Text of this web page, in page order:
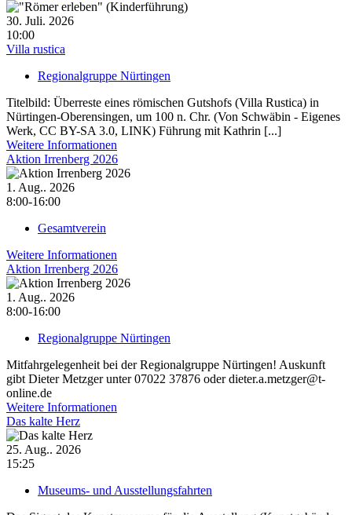
30. Juli. 2026
10:00
Villa rustica
Regionalgruppe Nürtingen
Titelbild: Überreste eines römischen Gutshofs (Villa Rustica) in
Nürtingen-Oberensingen, um 100 n. Chr. (Von Schwäbin - Eigenes
Werk, CC BY-SA 3.0, LINK) Führung mit Kathrin [...]
Weitere Informationen
Aktion Irrenberg 2026
1. Aug.. 2026
8:00-16:00
Gesamtverein
Weitere Informationen
Aktion Irrenberg 2026
1. Aug.. 2026
8:00-16:00
Regionalgruppe Nürtingen
Mitfahrgelegenheit bei der Regionalgruppe Nürtingen! Auskunft
gibt Dieter Metzger unter 07022 37876 oder dieter.a.metzger@t-
online.de
Weitere Informationen
Das kalte Herz
25. Aug.. 2026
15:25
Museums- und Ausstellungsfahrten